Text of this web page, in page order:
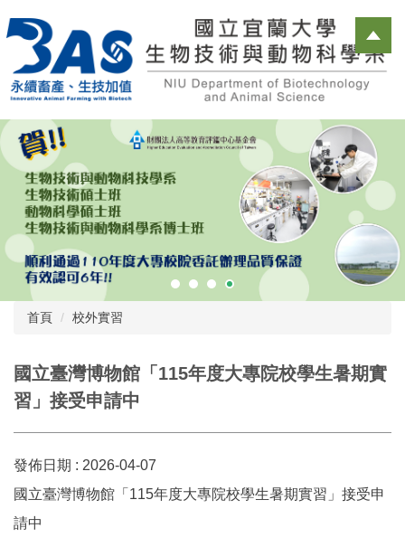
到
要
內
首頁 校外實習
國立臺灣博物館「115年度大專院校學生暑期實
習」接受申請中
發佈日期 : 2026-04-07
國立臺灣博物館「115年度大專院校學生暑期實習」接受申
請中